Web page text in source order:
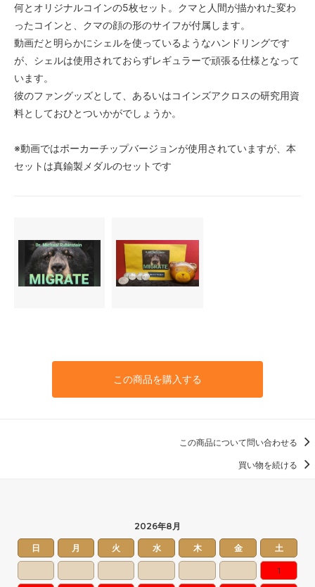
何とオリジナルコインの5枚セット。クマと人間が描かれた変わ
ったコインと、クマの顔の形のサイフが付属します。
動画だと明らかにシェルを使っているようなハンドリングです
が、シェルは使用されておらずレギュラーで頑張る仕様となって
います。
彼のファングッズとして、あるいはコインズアクロスの研究用資
料としておひとついかがでしょうか。
※動画ではポーカーチップバージョンが使用されていますが、本
セットは真鍮製メダルのセットです
この商品を購入する
この商品について問い合わせる
買い物を続ける
2026年8月
日 月 火 水 木 金 土
1